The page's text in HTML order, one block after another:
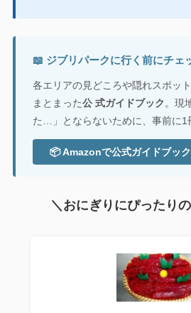
📖 ジブリパークに行く前にチェ
各エリアの見どころや隠れスポッ
まとまった公 式ガイドブック。現
た…」とならないために、事前に1
📦 Amazonで公式ガイドブッ
＼おにぎりにぴったり